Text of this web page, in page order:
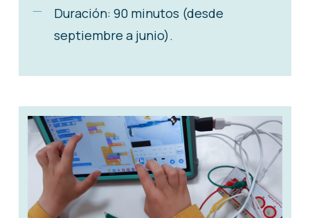
Duración: 90 minutos (desde
septiembre a junio).